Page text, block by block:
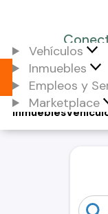
Vehículos
Inmuebles
Empleos y
Marketplace
Inmuebles